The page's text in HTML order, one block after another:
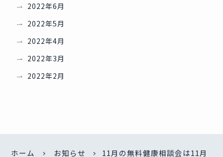
2022年6月
2022年5月
2022年4月
2022年3月
2022年2月
ホーム お知らせ
11月の無料健康相談会は11月